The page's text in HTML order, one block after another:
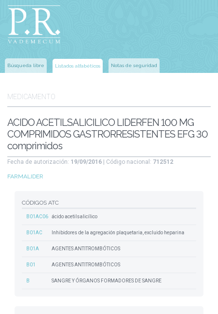
Búsqueda libre Listados alfabéticos Notas de seguridad
MEDICAMENTO
ACIDO ACETILSALICILICO LIDERFEN 100 MG
COMPRIMIDOS GASTRORRESISTENTES EFG 30
comprimidos
Fecha de autorización: 19/09/2016 | Código nacional: 712512
FARMALIDER
CÓDIGOS ATC
B01AC06 ácido acetilsalicílico
B01AC Inhibidores de la agregación plaquetaria, excluido heparina
B01A AGENTES ANTITROMBÓTICOS
B01 AGENTES ANTITROMBÓTICOS
B SANGRE Y ÓRGANOS FORMADORES DE SANGRE